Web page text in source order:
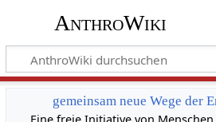
AnthroWiki
gemeinsam neue Wege der